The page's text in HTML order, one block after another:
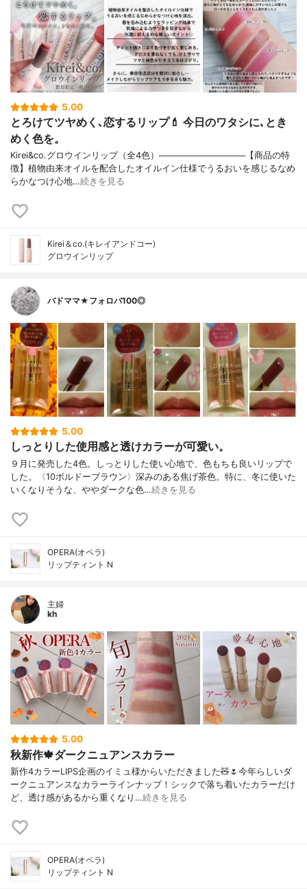
5.00
とろけてツヤめく､恋するリップ💄 今日のワタシに､とき
めく色を。
Kirei&co.グロウインリップ（全4色）──────────────【商品の特
徴】植物由来オイルを配合したオイルイン仕様でうるおいを感じるなめ
らかなつけ心地…続きを見る
Kirei＆co.(キレイアンドコー)
グロウインリップ
バドママ★フォロバ100◎
5.00
しっとりした使用感と透けカラーが可愛い。
９月に発売した4色。しっとりした使い心地で、色もちも良いリップで
した。〈10ボルドーブラウン〉深みのある焦げ茶色。特に、冬に使いた
いくなりそうな、ややダークな色…続きを見る
OPERA(オペラ)
リップティント N
主婦
kh
5.00
秋新作🍁ダークニュアンスカラー
新作4カラーLIPS企画のイミュ様からいただきました🧸🌷今年らしいダ
ークニュアンスなカラーラインナップ！シックで落ち着いたカラーだけ
ど、透け感があるから重くなり…続きを見る
OPERA(オペラ)
リップティント N